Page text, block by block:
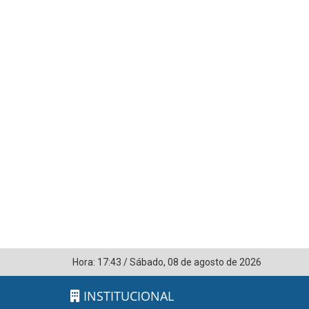
Hora: 17:43 /Sábado, 08 de agosto de 2026
INSTITUCIONAL